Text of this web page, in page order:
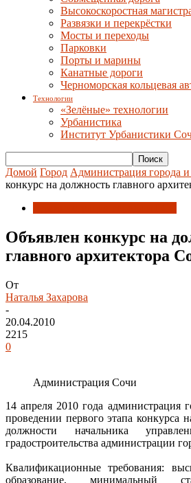
Высокоскоростная
Развязки и перекрёстки
Мосты и переходы
Парковки
Порты и марины
Канатные дороги
Черноморская кольцевая
Технологии
«Зелёные» технологии
Урбанистика
Институт Урбанистики
Домой Город Администрация города
конкурс на должность главного
Объявлен конкурс на
главного архитектора
От
Наталья Захарова
-
20.04.2010
2215
0
Администрация Сочи
14 апреля 2010 года администрация
проведении первого этапа конкурса
должности начальника
градостроительства администрации
Квалификационные требования:
образование, минимальный